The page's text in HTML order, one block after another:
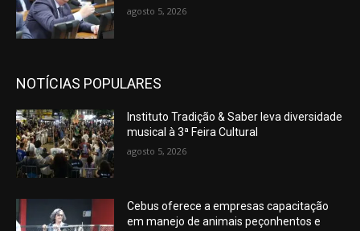
agosto 5, 2026
NOTÍCIAS POPULARES
Instituto Tradição & Saber leva diversidade
musical à 3ª Feira Cultural
agosto 5, 2026
Cebus oferece a empresas capacitação
em manejo de animais peçonhentos e